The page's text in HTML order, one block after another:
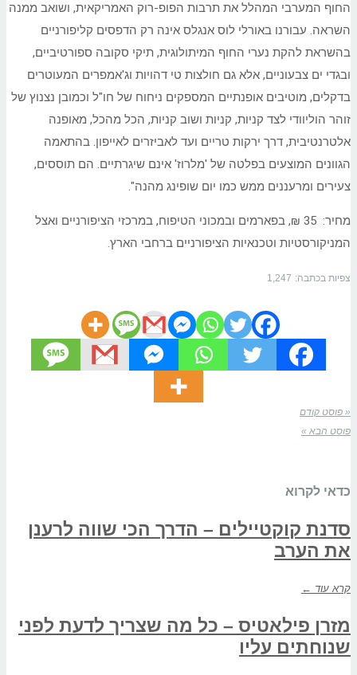
החוף המערבי המהלל את תרבות הפופ-רוק האמריקאית, ושואב ממנה
השראה. עבורנו באורלי לוס אנגלס אינה רק הדפסים קליפורניים
בהשראת להקת נערי החוף המיתולוגית, תיקי סקובה ספורטיביים,
ובגדי ים צבעוניים, אלא גם חולצות טי דהויות וג'אמפרים המעוטרים
בדקלים, מוטיבים אופנתיים המספקים ניחוח של חו"ל וכמובן נצנוץ של
זוהר הוליוודי לצד קניות, קניות ושוב קניות, הכל מהכל, מאופנה
אלטרנטיבית, דרך ירקות טריים ועד לאביזרים לאייפון. בהתאמה
הגוונים המוצעים בפלטה של 'מלרוז' אינם שיגרתיים. הם תוססים,
צעירים ומרעננים ממש כמו יום שופינג מהנה".
מחיר: 35 ₪, בפארמים ובמכוני הטיפוח, במרכזי הציפורניים ואצל
המניקורסטיות וטכנאיות הציפורניים ברחבי הארץ.
צפיות בכתבה: 1,247
« פוסט קודם
פוסט הבא »
כדאי לקרוא
סדנת קוקטיילים – הדרך הכי שווה לרענן
את הערב
קרא עוד ←
מזרן פילאטיס – כל מה שצריך לדעת לפני
שנוחתים עליו